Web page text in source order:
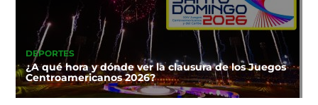
DEPORTES
¿A qué hora y dónde ver la clausura de los Juegos
Centroamericanos 2026?